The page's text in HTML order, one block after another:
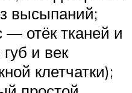
высыпаний;
— отёк тканей и
и век
клетчатки);